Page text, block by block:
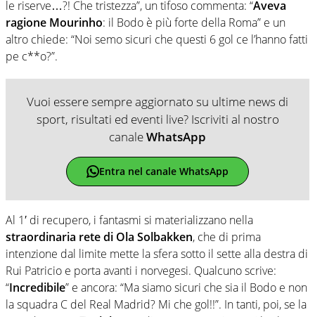
le riserve…?! Che tristezza”, un tifoso commenta: “Aveva
ragione Mourinho: il Bodo è più forte della Roma” e un
altro chiede: “Noi semo sicuri che questi 6 gol ce l’hanno fatti
pe c**o?”.
Vuoi essere sempre aggiornato su ultime news di
sport, risultati ed eventi live? Iscriviti al nostro
canaleWhatsApp
Entra nel canale WhatsApp
Al 1′ di recupero, i fantasmi si materializzano nella
straordinaria rete di Ola Solbakken, che di prima
intenzione dal limite mette la sfera sotto il sette alla destra di
Rui Patricio e porta avanti i norvegesi. Qualcuno scrive:
“Incredibile” e ancora: “Ma siamo sicuri che sia il Bodo e non
la squadra C del Real Madrid? Mi che gol!!”. In tanti, poi, se la